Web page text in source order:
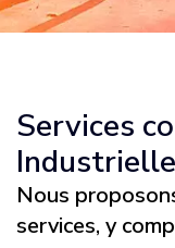
Services
Nous
services, y